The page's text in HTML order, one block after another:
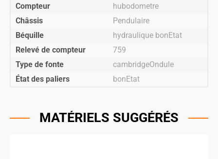
Compteur
hubodometre
Châssis
Pendulaire
Béquille
hydraulique bonEtat
Relevé de compteur
759
Type de fonte
cambridgeOndule
État des paliers
bonEtat
MATÉRIELS SUGGÉRÉS